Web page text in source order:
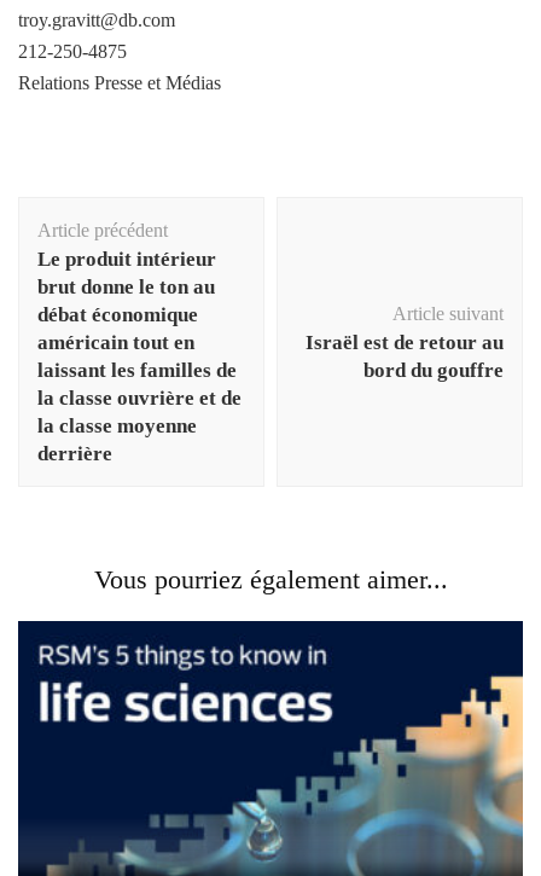
troy.gravitt@db.com
212-250-4875
Relations Presse et Médias
d'article
Article précédent
Le produit intérieur
brut donne le ton au
débat économique
américain tout en
laissant les familles de
la classe ouvrière et de
la classe moyenne
derrière
Article suivant
Israël est de retour au
bord du gouffre
Vous pourriez également aimer...